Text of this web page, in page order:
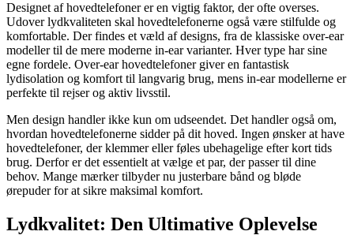
Designet af hovedtelefoner er en vigtig faktor, der ofte overses.
Udover lydkvaliteten skal hovedtelefonerne også være stilfulde og
komfortable. Der findes et væld af designs, fra de klassiske over-ear
modeller til de mere moderne in-ear varianter. Hver type har sine
egne fordele. Over-ear hovedtelefoner giver en fantastisk
lydisolation og komfort til langvarig brug, mens in-ear modellerne er
perfekte til rejser og aktiv livsstil.
Men design handler ikke kun om udseendet. Det handler også om,
hvordan hovedtelefonerne sidder på dit hoved. Ingen ønsker at have
hovedtelefoner, der klemmer eller føles ubehagelige efter kort tids
brug. Derfor er det essentielt at vælge et par, der passer til dine
behov. Mange mærker tilbyder nu justerbare bånd og bløde
ørepuder for at sikre maksimal komfort.
Lydkvalitet: Den Ultimative Oplevelse